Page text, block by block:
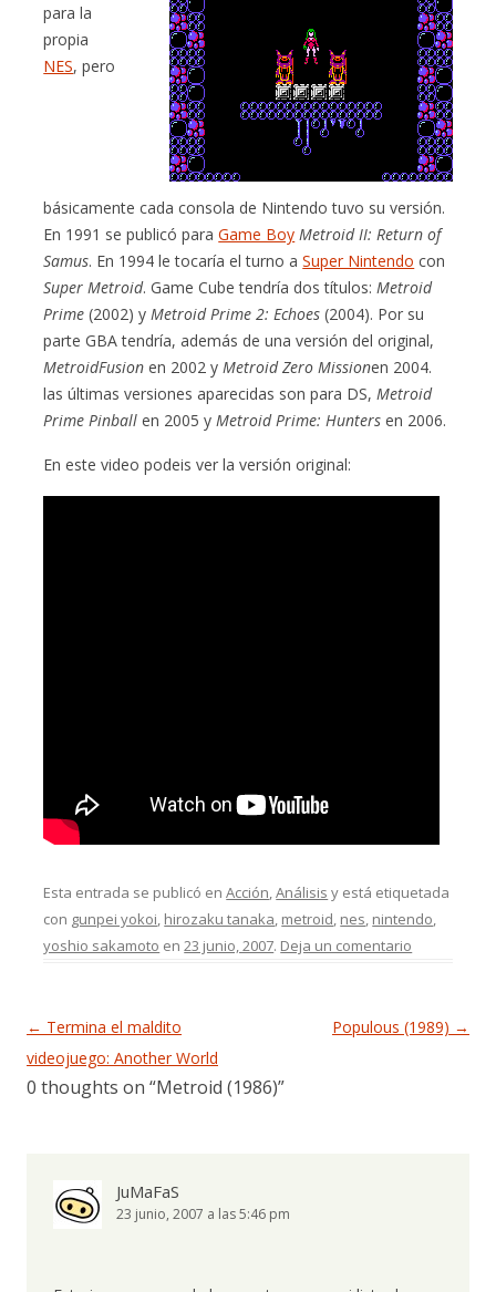
para la
propia
NES, pero
básicamente cada consola de Nintendo tuvo su versión.
En 1991 se publicó paraGame Boy Metroid II: Return of
Samus. En 1994 le tocaría el turno aSuper Nintendo con
Super Metroid. Game Cube tendría dos títulos: Metroid
Prime(2002) y Metroid Prime 2: Echoes(2004). Por su
parte GBA tendría, además de una versión del original,
MetroidFusionen 2002 y Metroid Zero Missionen 2004.
las últimas versiones aparecidas son para DS, Metroid
Prime Pinballen 2005 y Metroid Prime: Huntersen 2006.
En este video podeis ver la versión original:
Esta entrada se publicó enAcción,Análisis y está etiquetada
con gunpei yokoi, hirozaku tanaka, metroid, nes, nintendo,
yoshio sakamoto en23 junio, 2007. Deja un comentario
Navegación de entradas
← Termina el maldito
videojuego: Another World
Populous (1989) →
0 thoughts on “Metroid (1986)”
JuMaFaS
23 junio, 2007 a las 5:46 pm